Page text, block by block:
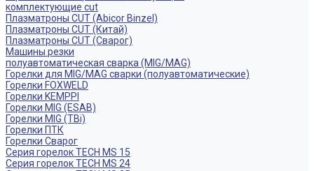
комплектующие cut
Плазматроны CUT (Abicor Binzel)
Плазматроны CUT (Китай)
Плазматроны CUT (Сварог)
Машины резки
полуавтоматическая сварка (MIG/MAG)
Горелки для MIG/MAG сварки (полуавтоматические)
Горелки FOXWELD
Горелки KEMPPI
Горелки MIG (ESAB)
Горелки MIG (TBi)
Горелки ПТК
Горелки Сварог
Серия горелок TECH MS 15
Серия горелок TECH MS 24